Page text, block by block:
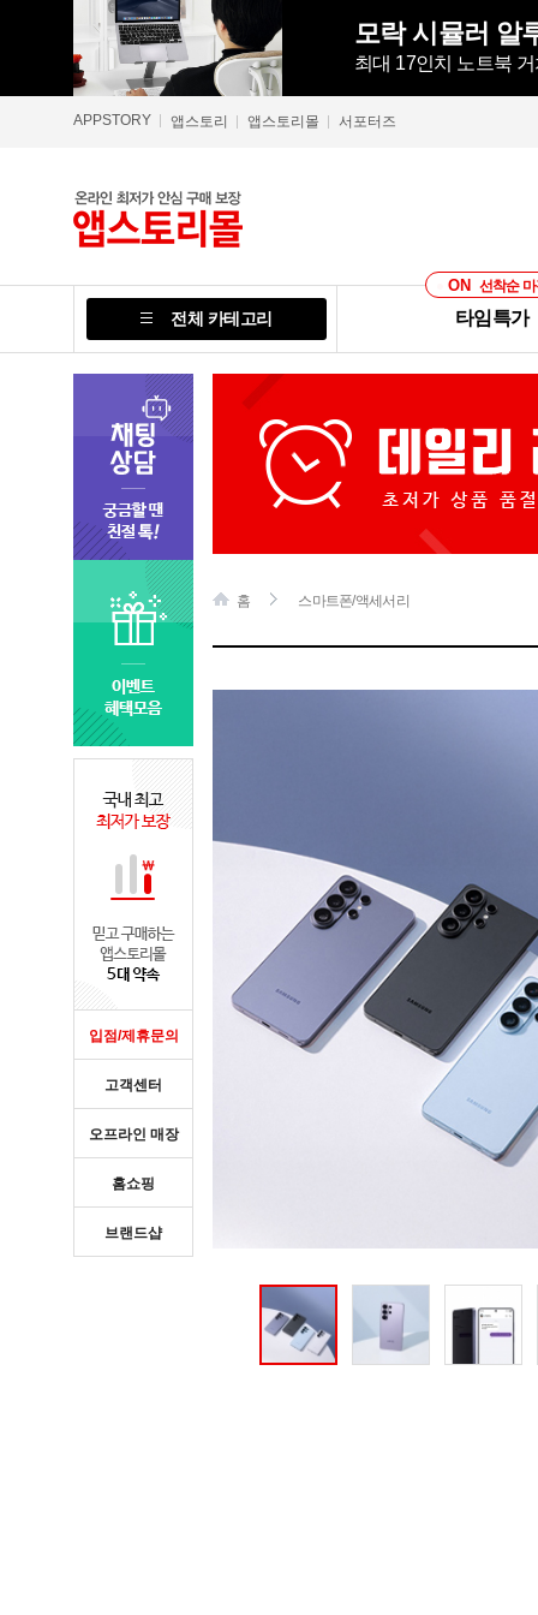
최대 17인치 노트북
APPSTORY 앱스토리 앱스토리몰 서포터즈
전체 카테고리
ON 선착순
타임특가
홈 스마트폰/액세서리
입점/제휴문의
고객센터
오프라인 매장
홈쇼핑
브랜드샵